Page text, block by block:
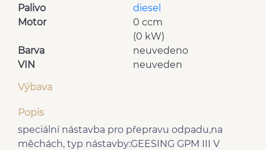
Palivo
diesel
Motor
0 ccm
(0 kW)
Barva
neuvedeno
VIN
neuveden
Výbava
Popis
speciální nástavba pro přepravu odpadu,na
měchách, typ nástavby:GEESING GPM III V